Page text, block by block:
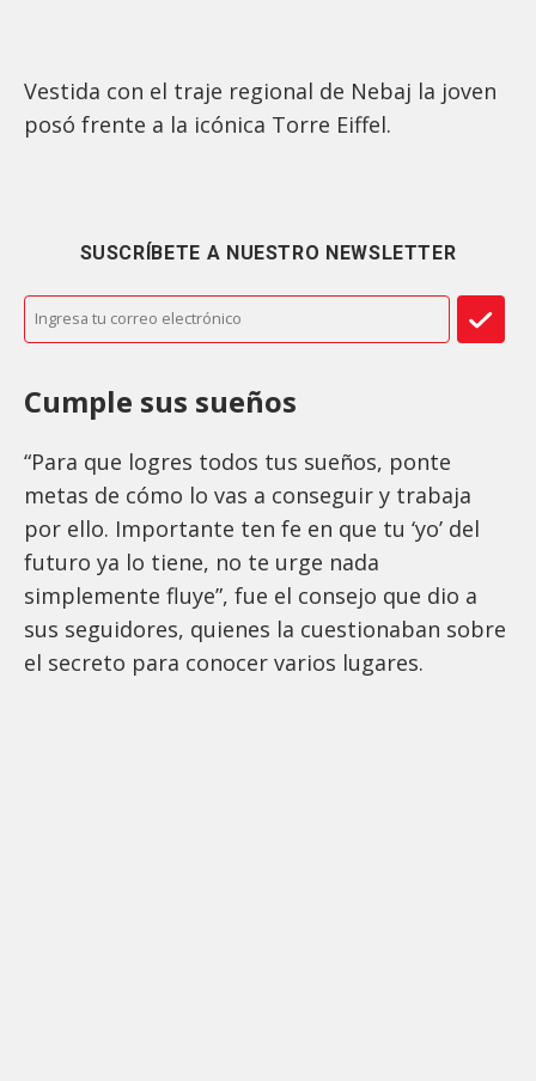
Vestida con el traje regional de Nebaj la joven
posó frente a la icónica Torre Eiffel.
SUSCRÍBETE A NUESTRO NEWSLETTER
Cumple sus sueños
“Para que logres todos tus sueños, ponte
metas de cómo lo vas a conseguir y trabaja
por ello. Importante ten fe en que tu ‘yo’ del
futuro ya lo tiene, no te urge nada
simplemente fluye”, fue el consejo que dio a
sus seguidores, quienes la cuestionaban sobre
el secreto para conocer varios lugares.